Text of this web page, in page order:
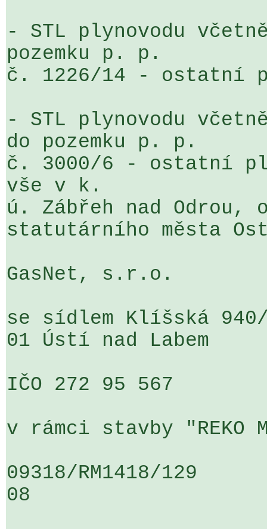
- STL plynovodu
pozemku p. p.
č. 1226/14 - ostatní
- STL plynovodu
do pozemku p. p.
č. 3000/6 - ostatní
vše v k.
ú. Zábřeh nad
statutárního města
GasNet, s.r.o.
se sídlem Klíšská
01 Ústí nad Labem
IČO 272 95 567
v rámci stavby "REKO
09318/RM1418/
08